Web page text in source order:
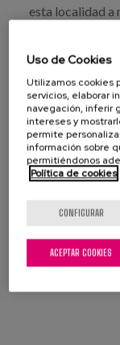
esta localidad a
a conocer los
(DCUM).
(Para continuar
completa)
Uso de Cookies
Utilizamos cookies
servicios, elaborar
navegación, inferir
intereses y
permite
información sobre
permitiéndonos
Política de cookies
CONFIGURAR
ACEPTAR COOKIES